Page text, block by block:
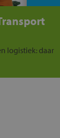
logistiek: daar